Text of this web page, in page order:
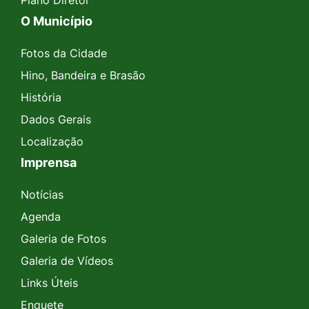
O Município
Fotos da Cidade
Hino, Bandeira e Brasão
História
Dados Gerais
Localização
Imprensa
Notícias
Agenda
Galeria de Fotos
Galeria de Vídeos
Links Úteis
Enquete